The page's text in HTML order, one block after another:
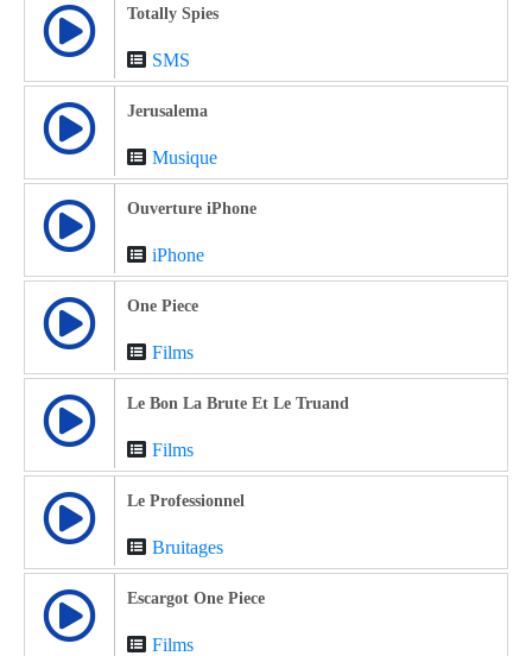
Totally Spies
SMS
Jerusalema
Musique
Ouverture iPhone
iPhone
One Piece
Films
Le Bon La Brute Et Le Truand
Films
Le Professionnel
Bruitages
Escargot One Piece
Films